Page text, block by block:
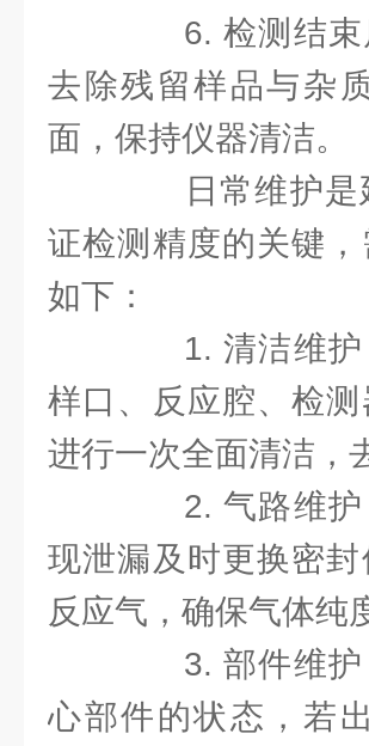
6. 检测结束
去除残留样品与杂
面，保持仪器清洁。
日常维护是
证检测精度的关键
如下：
1. 清洁维护
样口、反应腔、检
进行一次全面清洁，
2. 气路维护
现泄漏及时更换密
反应气，确保气体纯
3. 部件维护
心部件的状态，若